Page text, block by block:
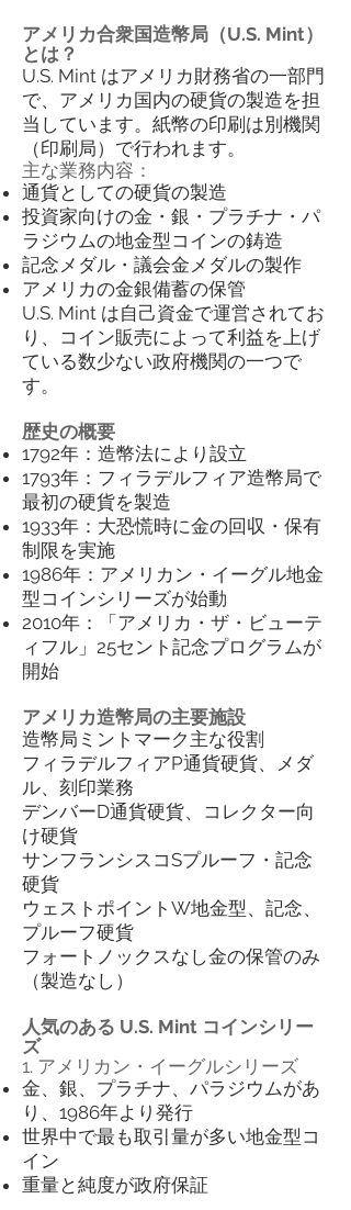
アメリカ合衆国造幣局（U.S. Mint）
とは？
U.S. Mint はアメリカ財務省の一部門
で、アメリカ国内の硬貨の製造を担
当しています。紙幣の印刷は別機関
（印刷局）で行われます。
主な業務内容：
通貨としての硬貨の製造
投資家向けの金・銀・プラチナ・パ
ラジウムの地金型コインの鋳造
記念メダル・議会金メダルの製作
アメリカの金銀備蓄の保管
U.S. Mint は自己資金で運営されてお
り、コイン販売によって利益を上げ
ている数少ない政府機関の一つで
す。
歴史の概要
1792年：造幣法により設立
1793年：フィラデルフィア造幣局で
最初の硬貨を製造
1933年：大恐慌時に金の回収・保有
制限を実施
1986年：アメリカン・イーグル地金
型コインシリーズが始動
2010年：「アメリカ・ザ・ビューテ
ィフル」25セント記念プログラムが
開始
アメリカ造幣局の主要施設
造幣局ミントマーク主な役割
フィラデルフィアP通貨硬貨、メダ
ル、刻印業務
デンバーD通貨硬貨、コレクター向
け硬貨
サンフランシスコSプルーフ・記念
硬貨
ウェストポイントW地金型、記念、
プルーフ硬貨
フォートノックスなし金の保管のみ
（製造なし）
人気のある U.S. Mint コインシリー
ズ
1. アメリカン・イーグルシリーズ
金、銀、プラチナ、パラジウムがあ
り、1986年より発行
世界中で最も取引量が多い地金型コ
イン
重量と純度が政府保証